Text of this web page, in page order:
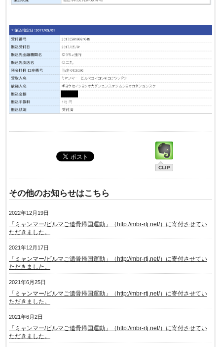
その他のお知らせはこちら
2022年12月19日
「ミャンマー/ビルマご遺骨帰国運動」（http://mbr-rtj.net/）に寄付させてい
ただきました。
2021年12月17日
「ミャンマー/ビルマご遺骨帰国運動」（http://mbr-rtj.net/）に寄付させてい
ただきました。
2021年6月25日
「ミャンマー/ビルマご遺骨帰国運動」（http://mbr-rtj.net/）に寄付させてい
ただきました。
2021年6月2日
「ミャンマー/ビルマご遺骨帰国運動」（http://mbr-rtj.net/）に寄付させてい
ただきました。